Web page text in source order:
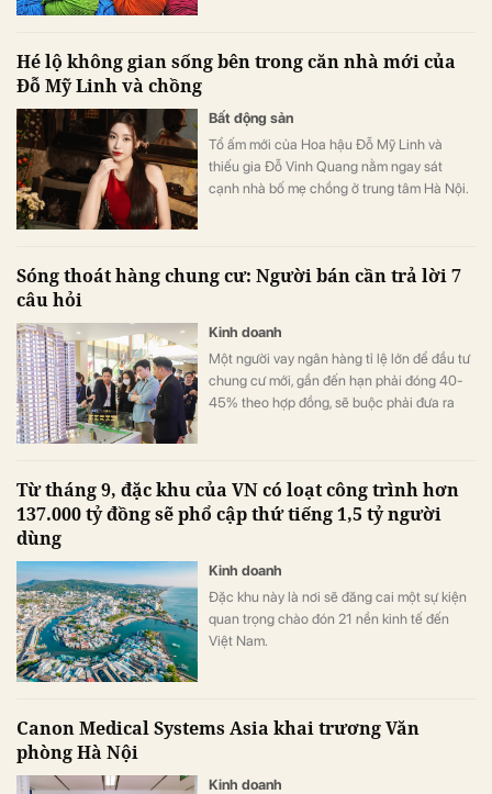
Hé lộ không gian sống bên trong căn nhà mới của
Đỗ Mỹ Linh và chồng
Bất động sản
Tổ ấm mới của Hoa hậu Đỗ Mỹ Linh và
thiếu gia Đỗ Vinh Quang nằm ngay sát
cạnh nhà bố mẹ chồng ở trung tâm Hà Nội.
Sóng thoát hàng chung cư: Người bán cần trả lời 7
câu hỏi
Kinh doanh
Một người vay ngân hàng tỉ lệ lớn để đầu tư
chung cư mới, gần đến hạn phải đóng 40-
45% theo hợp đồng, sẽ buộc phải đưa ra
Từ tháng 9, đặc khu của VN có loạt công trình hơn
137.000 tỷ đồng sẽ phổ cập thứ tiếng 1,5 tỷ người
dùng
Kinh doanh
Đặc khu này là nơi sẽ đăng cai một sự kiện
quan trọng chào đón 21 nền kinh tế đến
Việt Nam.
Canon Medical Systems Asia khai trương Văn
phòng Hà Nội
Kinh doanh